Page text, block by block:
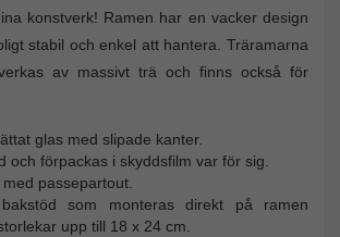
konstverk! Ramen har en vacker design
stabil och enkel att hantera. Träramarna
av massivt trä och finns också för
glas med slipade kanter.
och förpackas i skyddsfilm var för sig.
passepartout.
bakstöd som monteras direkt på ramen
upp till 18 x 24 cm.